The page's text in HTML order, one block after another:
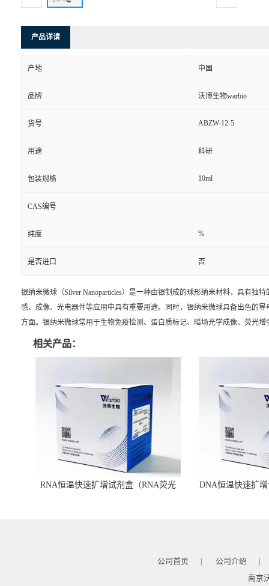
产品详请
产地 中国
品牌 沃博生物warbio
货号 ABZW-12-5
用途 科研
包装规格 10ml
CAS编号
纯度 %
是否进口 否
银纳米微球（Silver Nanoparticles）是一种由银制成的球形纳米材料，具有独
感、成像、光电器件等应用中具有重要用途。同时，银纳米微球具备出色的
方面。银纳米微球常用于生物免疫检测、蛋白质标记、暗场光学成像、荧光
相关产品：
RNA恒温快速扩增试剂盒（RNA荧光
DNA恒温快速扩
公司首页 | 公司介绍 |
南京